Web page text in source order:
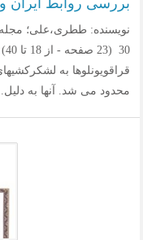
بررسی روابط ایران و
قراقویونلوها به
محدود می شد. آنها به